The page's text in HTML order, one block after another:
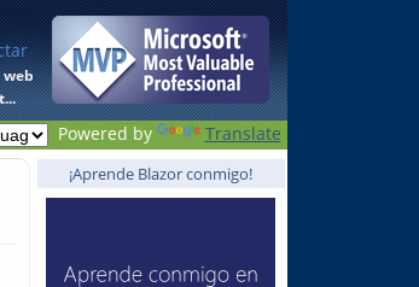
web
Powered by Translate
¡Aprende Blazor conmigo!